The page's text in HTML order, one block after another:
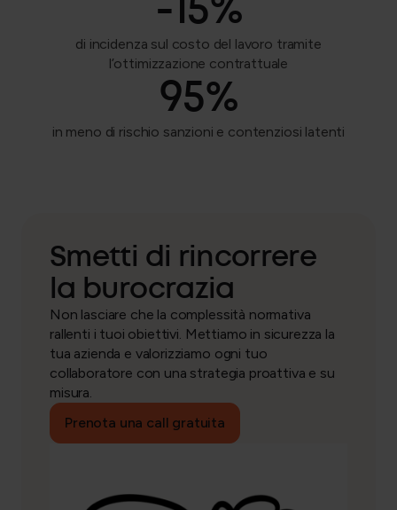
di incidenza sul costo del lavoro tramite
l’ottimizzazione contrattuale
in meno di rischio sanzioni e contenziosi latenti
95%
Smetti di rincorrere
la burocrazia
Non lasciare che la complessità normativa
rallenti i tuoi obiettivi. Mettiamo in sicurezza la
tua azienda e valorizziamo ogni tuo
collaboratore con una strategia proattiva e su
misura.
Prenota una call gratuita